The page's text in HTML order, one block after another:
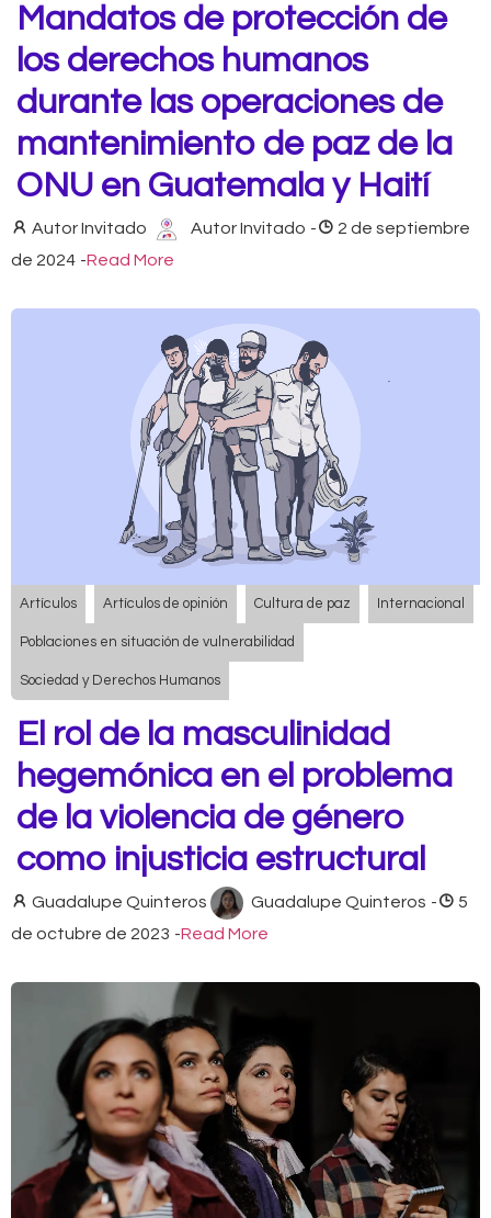
Mandatos de protección de
los derechos humanos
durante las operaciones de
mantenimiento de paz de la
ONU en Guatemala y Haití
Autor Invitado Autor Invitado -
2 de septiembre
de 2024 -Read More
Artículos Artículos de opinión Cultura de paz Internacional
Poblaciones en situación de vulnerabilidad
Sociedad y Derechos Humanos
El rol de la masculinidad
hegemónica en el problema
de la violencia de género
como injusticia estructural
Guadalupe Quinteros Guadalupe Quinteros -
5
de octubre de 2023 -Read More